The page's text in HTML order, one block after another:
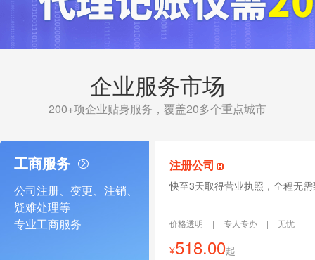
企业服务市场
200+项企业贴身服务，覆盖20多个重点城市
工商服务
公司注册、变更、注销、
疑难处理等
专业工商服务
注册公司
快至3天取得营业执照，全程无
价格透明 | 专人专办 | 无忧
¥518.00起